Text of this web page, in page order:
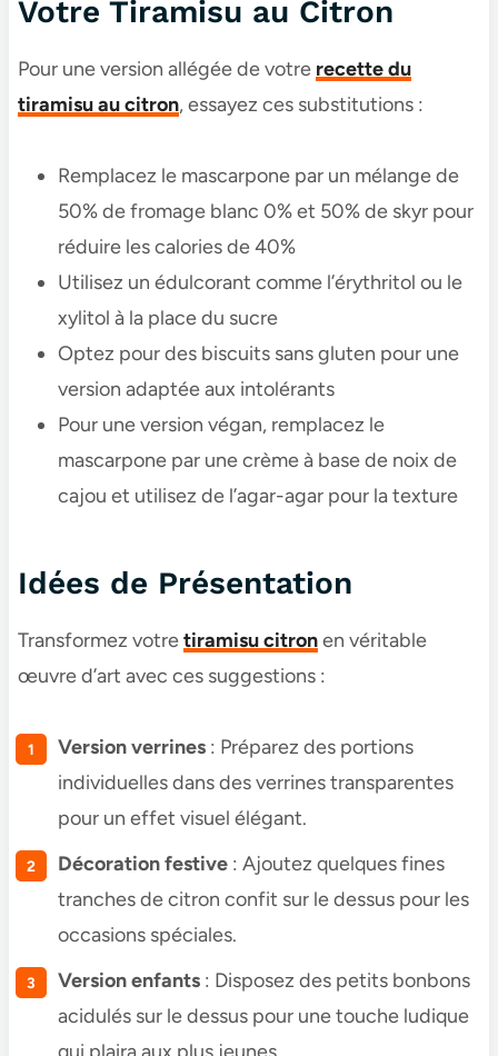
Votre Tiramisu au Citron
Pour une version allégée de votre recette du
tiramisu au citron, essayez ces substitutions :
Remplacez le mascarpone par un mélange de
50% de fromage blanc 0% et 50% de skyr pour
réduire les calories de 40%
Utilisez un édulcorant comme l’érythritol ou le
xylitol à la place du sucre
Optez pour des biscuits sans gluten pour une
version adaptée aux intolérants
Pour une version végan, remplacez le
mascarpone par une crème à base de noix de
cajou et utilisez de l’agar-agar pour la texture
Idées de Présentation
Transformez votretiramisu citronen véritable
œuvre d’art avec ces suggestions :
Version verrines: Préparez des portions
individuelles dans des verrines transparentes
pour un effet visuel élégant.
Décoration festive: Ajoutez quelques fines
tranches de citron confit sur le dessus pour les
occasions spéciales.
Version enfants: Disposez des petits bonbons
acidulés sur le dessus pour une touche ludique